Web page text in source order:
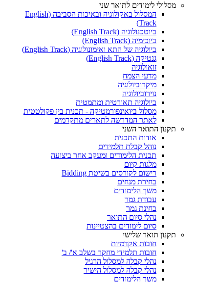
מסלולי לימודים לתואר שני
המסלול באקולוגיה ובאיכות הסביבה (English
Track)
ביוטכנולוגיה (English Track)
ביוכימיה (English Track)
ביולוגיה של התא ואימונולוגיה (English Track)
גנטיקה (English Track)
זואולוגיה
מדעי הצמח
מיקרוביולוגיה
נוירוביולוגיה
ביולוגיה תאורטית ומתמטית
מסלול ביואינפורמטיקה - תכנית בין פקולטטית
לאתר המדרשה לתארים מתקדמים
תקנון התואר השני
אודות התכנית
נוהל קבלת תלמידים
תכנית הלימודים ומעקב אחר ביצועה
מלגות קיום
רישום לקורסים בשיטת Bidding
בחירת מנחים
משך הלימודים
עבודת גמר
בחינת גמר
נהלי סיום התואר
סיום לימודים בהצטיינות
תקנון תואר שלישי
חובות אקדמיות
חובות תלמידי מחקר בשלב א'/ ב'
נהלי קבלה למסלול הרגיל
נהלי קבלה למסלול הישיר
משך הלימודים